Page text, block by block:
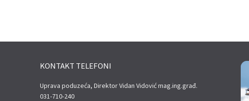
KONTAKT TELEFONI
Uprava poduzeća, Direktor Vidan Vidović mag.ing.građ.
031-710-240